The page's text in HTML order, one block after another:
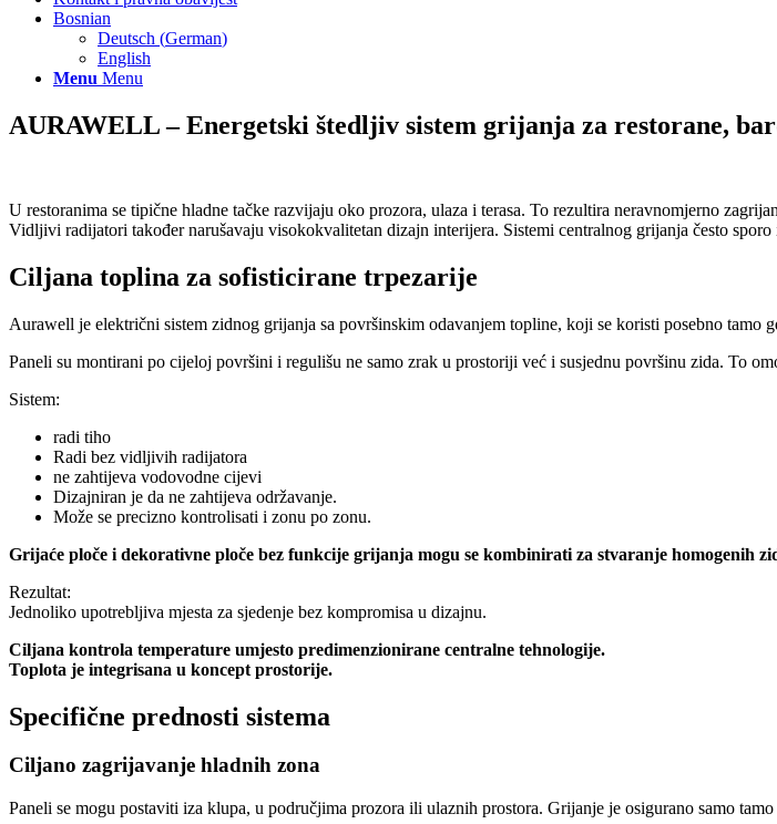
Bosnian
Deutsch (German)
English
Menu Menu
AURAWELL – Energetski štedljiv sistem grijanja za restorane,
U restoranima se tipične hladne tačke razvijaju oko prozora, ulaza i terasa. To rezultira neravnomjerno
Vidljivi radijatori također narušavaju visokokvalitetan dizajn interijera. Sistemi centralnog grijanja često
Ciljana toplina za sofisticirane trpezarije
Aurawell je električni sistem zidnog grijanja sa površinskim odavanjem topline, koji se koristi posebno tamo
Paneli su montirani po cijeloj površini i regulišu ne samo zrak u prostoriji već i susjednu površinu zida. To
Sistem:
radi tiho
Radi bez vidljivih radijatora
ne zahtijeva vodovodne cijevi
Dizajniran je da ne zahtijeva održavanje.
Može se precizno kontrolisati i zonu po zonu.
Grijaće ploče i dekorativne ploče bez funkcije grijanja mogu se kombinirati za stvaranje homogenih
Rezultat:
Jednoliko upotrebljiva mjesta za sjedenje bez kompromisa u dizajnu.
Ciljana kontrola temperature umjesto predimenzionirane centralne tehnologije.
Toplota je integrisana u koncept prostorije.
Specifične prednosti sistema
Ciljano zagrijavanje hladnih zona
Paneli se mogu postaviti iza klupa, u područjima prozora ili ulaznih prostora. Grijanje je osigurano samo